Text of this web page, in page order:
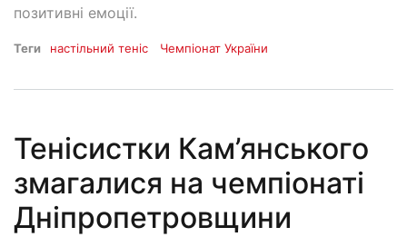
позитивні емоції.
Теги настільний теніс Чемпіонат України
Тенісистки Кам’янського
змагалися на чемпіонаті
Дніпропетровщини